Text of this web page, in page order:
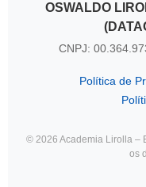
OSWALDO
CNPJ:
Política de
© 2026 Academia Lirolla –
os